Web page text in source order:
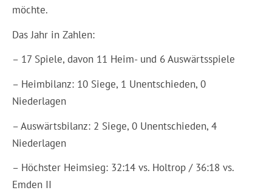
möchte.
Das Jahr in Zahlen:
– 17 Spiele, davon 11 Heim- und 6 Auswärtsspiele
– Heimbilanz: 10 Siege, 1 Unentschieden, 0
Niederlagen
– Auswärtsbilanz: 2 Siege, 0 Unentschieden, 4
Niederlagen
– Höchster Heimsieg: 32:14 vs. Holtrop / 36:18 vs.
Emden II